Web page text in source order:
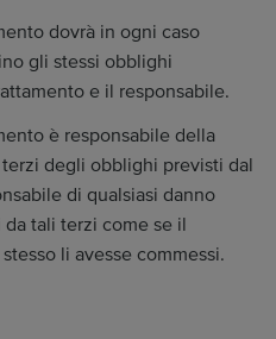
dovrà in ogni caso
gli stessi obblighi
e il responsabile.
è responsabile della
degli obblighi previsti dal
di qualsiasi danno
tali terzi come se il
li avesse commessi.